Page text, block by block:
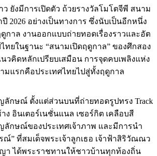
ยังมีการเปิดตัว ถ้วยรางวัลโมโตจีพี สนาม
2026 อย่างเป็นทางการ ซึ่งนับเป็นอีกหนึ่ง
กาล งานออกแบบถ่ายทอดเรื่องราวและอัต
ทยในฐานะ “สนามเปิดฤดูกาล” ของศึกสอง
วคิดหลักเปรียบเสมือน การจุดคบเพลิงแห่ง
มแรกคือประเทศไทยไปสู่ทั้งฤดูกาล
ลักษณ์ ตั้งแต่ส่วนบนที่ถ่ายทอดรูปทรง Track
ง อินเตอร์เนชั่นแนล เซอร์กิต เคลือบสี
กษณ์ของประเทศเจ้าภาพ และมีการนำ
ณ์” ที่สมเด็จพระเจ้าลูกเธอ เจ้าฟ้าสิริวัณณว
า ได้พระราชทานให้ชาวบ้านทุกท้องถิ่น